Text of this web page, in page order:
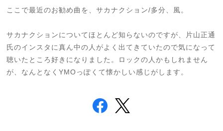
ここで最近のお勧め曲を、サカナクション/多分、風。
サカナクションについてほとんど知らないのですが、片山正通
氏のインスタに真ん中の人がよく出てきていたので気になって
聴いたところ好きになりました。ロックの人かもしれません
が、なんとなくYMOっぽくて懐かしい感じがします。